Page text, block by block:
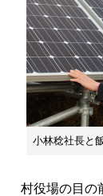
小林稔社長と
村役場の目の